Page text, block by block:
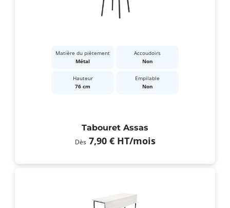
Matière du piètement
Métal
Accoudoirs
Non
Hauteur
76 cm
Empilable
Non
Tabouret Assas
Dès 7,90 € HT/mois